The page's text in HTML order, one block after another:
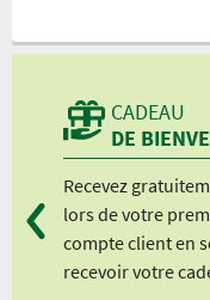
CADEAU
DE
Recevez
lors de votre
compte client en
recevoir votre